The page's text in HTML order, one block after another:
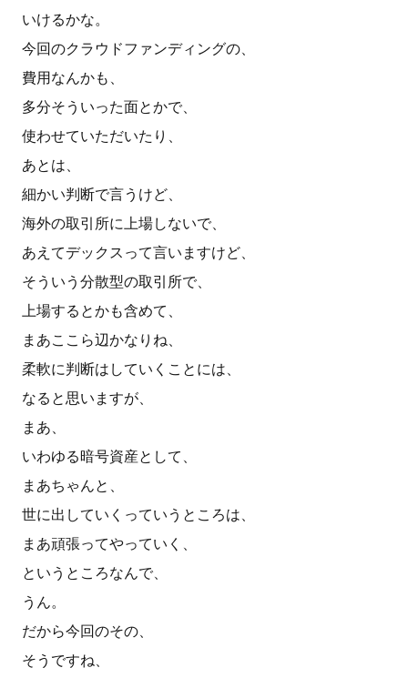
いけるかな。
今回のクラウドファンディングの、
費用なんかも、
多分そういった面とかで、
使わせていただいたり、
あとは、
細かい判断で言うけど、
海外の取引所に上場しないで、
あえてデックスって言いますけど、
そういう分散型の取引所で、
上場するとかも含めて、
まあここら辺かなりね、
柔軟に判断はしていくことには、
なると思いますが、
まあ、
いわゆる暗号資産として、
まあちゃんと、
世に出していくっていうところは、
まあ頑張ってやっていく、
というところなんで、
うん。
だから今回のその、
そうですね、